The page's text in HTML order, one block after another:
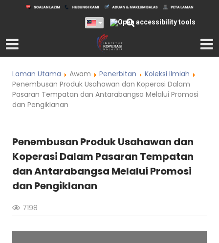
Laman Utama Awam Penerbitan
Koleksi Ilmiah
Penembusan Produk Usahawan dan Koperasi Dalam
Pasaran Tempatan dan Antarabangsa Melalui Promosi
dan Pengiklanan
Penembusan Produk Usahawan dan
Koperasi Dalam Pasaran Tempatan
dan Antarabangsa Melalui Promosi
dan Pengiklanan
7198